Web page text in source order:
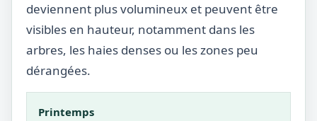
deviennent plus volumineux et peuvent être
visibles en hauteur, notamment dans les
arbres, les haies denses ou les zones peu
dérangées.
Printemps